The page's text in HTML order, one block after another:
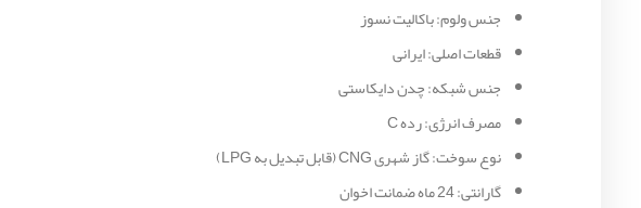
جنس ولوم: باکالیت نسوز
قطعات اصلی: ایرانی
جنس شبکه: چدن دایکاستی
مصرف انرژی: رده C
نوع سوخت: گاز شهری CNG (قابل تبدیل به LPG)
گارانتی: 24 ماه ضمانت اخوان